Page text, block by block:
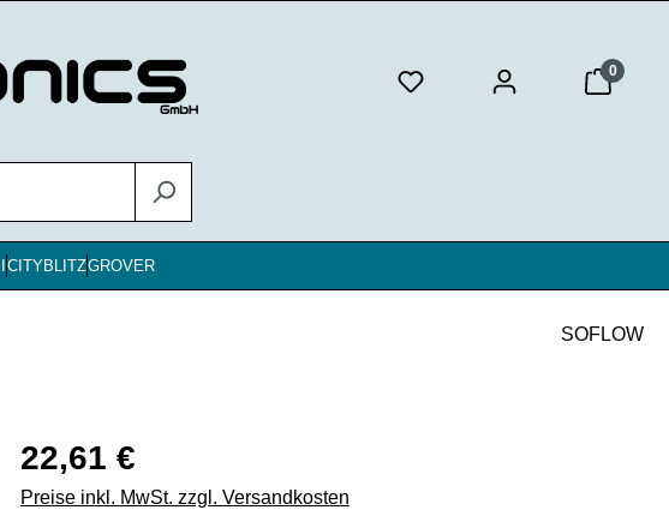
0
CITYBLITZGROVER
SOFLOW
Regulärer Preis:
22,61 €
Preise inkl. MwSt. zzgl. Versandkosten